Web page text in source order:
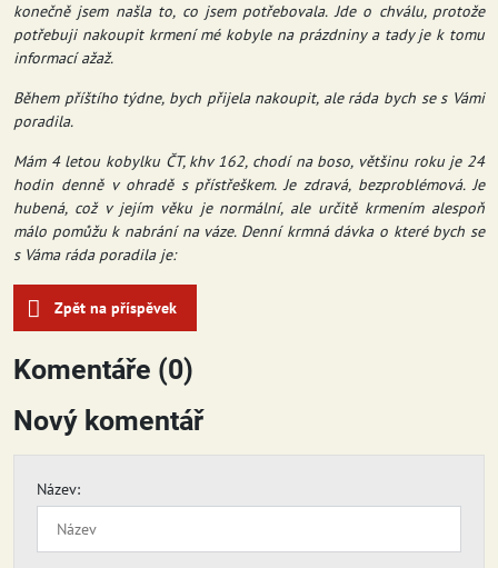
konečně jsem našla to, co jsem potřebovala. Jde o chválu, protože
potřebuji nakoupit krmení mé kobyle na prázdniny a tady je k tomu
informací ažaž.
Během příštího týdne, bych přijela nakoupit, ale ráda bych se s Vámi
poradila.
Mám 4 letou kobylku ČT, khv 162, chodí na boso, většinu roku je 24
hodin denně v ohradě s přístřeškem. Je zdravá, bezproblémová. Je
hubená, což v jejím věku je normální, ale určitě krmením alespoň
málo pomůžu k nabrání na váze. Denní krmná dávka o které bych se
s Váma ráda poradila je:
Zpět na příspěvek
Komentáře (0)
Nový komentář
Název: